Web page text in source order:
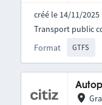
créé le 14/11/2025
Format GTFS
Transport public